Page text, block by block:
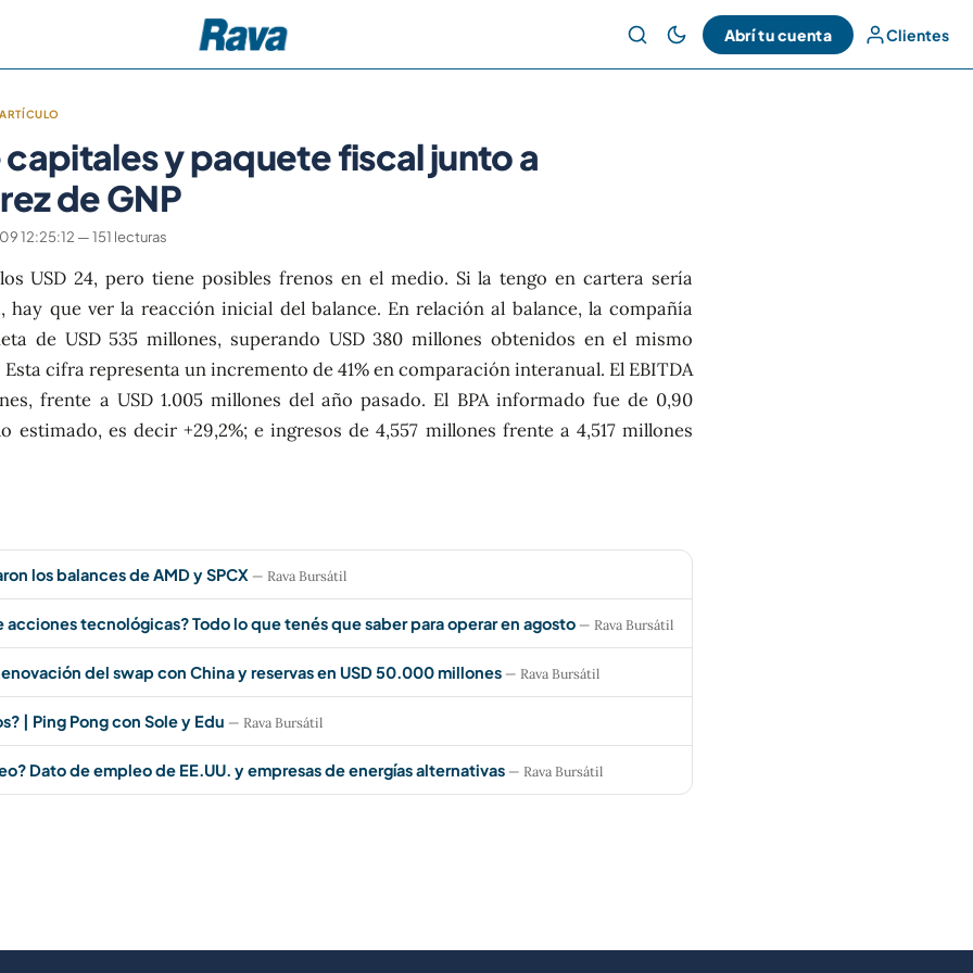
Abrí tu cuenta Clientes
ARTÍCULO
y paquete fiscal junto a
de GNP
— 151 lecturas
USD 24, pero tiene posibles frenos en el medio. Si la tengo en cartera sería
hay que ver la reacción inicial del balance. En relación al balance, la compañía
de USD 535 millones, superando USD 380 millones obtenidos en el mismo
cifra representa un incremento de 41% en comparación interanual. El EBITDA
frente a USD 1.005 millones del año pasado. El BPA informado fue de 0,90
estimado, es decir +29,2%; e ingresos de 4,557 millones frente a 4,517 millones
los balances de AMD y SPCX — Rava Bursátil
acciones tecnológicas? Todo lo que tenés que saber para operar en agosto — Rava Bursátil
del swap con China y reservas en USD 50.000 millones — Rava Bursátil
| Ping Pong con Sole y Edu — Rava Bursátil
Dato de empleo de EE.UU. y empresas de energías alternativas — Rava Bursátil